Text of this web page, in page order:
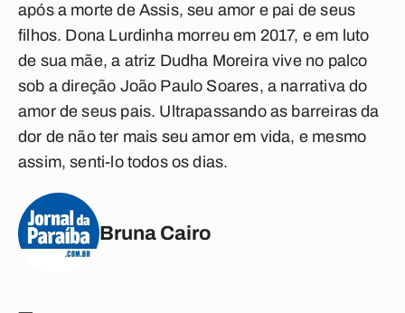
após a morte de Assis, seu amor e pai de seus
filhos. Dona Lurdinha morreu em 2017, e em luto
de sua mãe, a atriz Dudha Moreira vive no palco
sob a direção João Paulo Soares, a narrativa do
amor de seus pais. Ultrapassando as barreiras da
dor de não ter mais seu amor em vida, e mesmo
assim, senti-lo todos os dias.
Bruna Cairo